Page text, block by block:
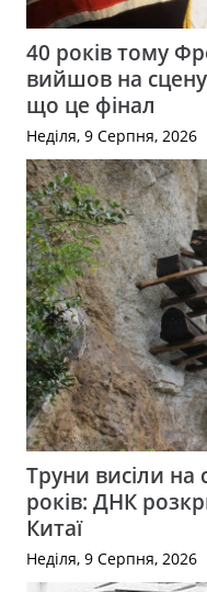
40 років тому
вийшов на сцену
що це фінал
Неділя, 9 Серпня, 2026
Труни висіли на
років: ДНК
Китаї
Неділя, 9 Серпня, 2026